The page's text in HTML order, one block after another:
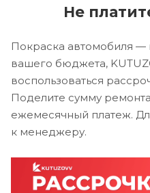
Не
Покраска автомобиля —
вашего бюджета,
воспользоваться
Поделите сумму
ежемесячный платеж.
к менеджеру.